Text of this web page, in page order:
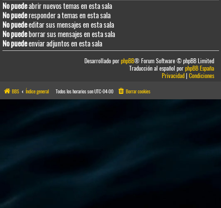
No puedeabrir nuevos temas en esta sala
No puederesponder a temas en esta sala
No puedeeditar sus mensajes en esta sala
No puedeborrar sus mensajes en esta sala
No puedeenviar adjuntos en esta sala
Desarrollado porphpBB® Forum Software © phpBB Limited
Traducción al español porphpBB España
Privacidad|Condiciones
BBS Índice general Todos los horarios sonUTC-04:00 Borrar cookies